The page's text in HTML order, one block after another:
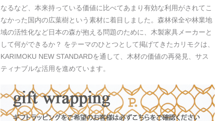
なるなど、本来持っている価値に比べてあまり有効な利用がされてこ
なかった国内の広葉樹という素材に着目しました。森林保全や林業地
域の活性化など日本の森が抱える問題のために、木製家具メーカーと
して何ができるか？ をテーマのひとつとして掲げてきたカリモクは、
KARIMOKU NEW STANDARDを通して、木材の価値の再発見、サス
ティナブルな活用を進めています。